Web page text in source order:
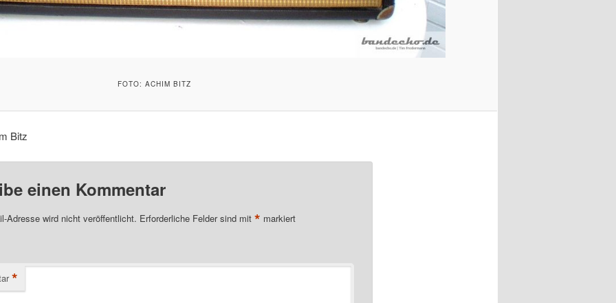
FOTO: ACHIM BITZ
Bitz
einen Kommentar
Adresse wird nicht veröffentlicht. Erforderliche Felder sind mit * markiert
*